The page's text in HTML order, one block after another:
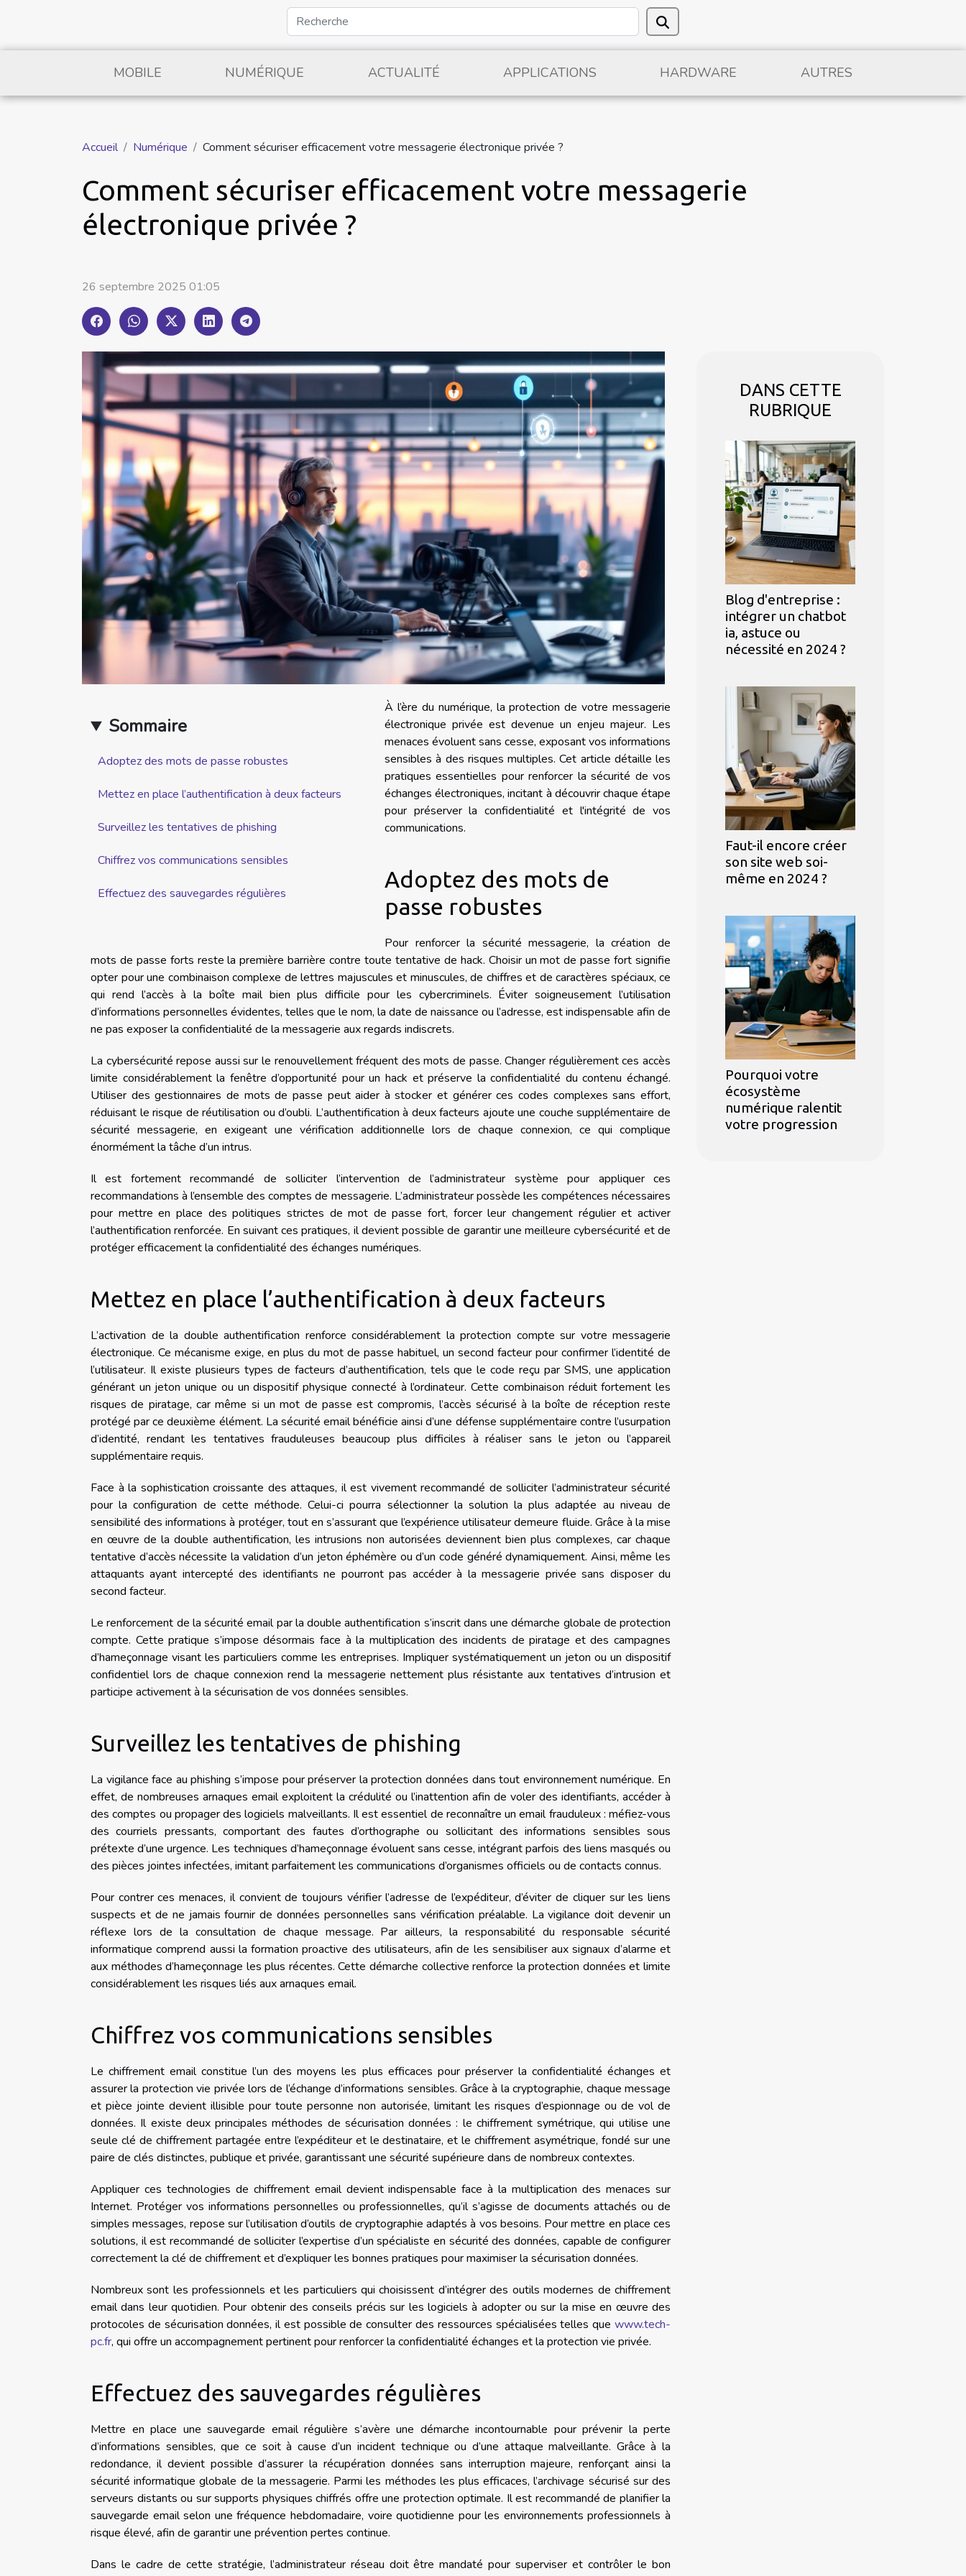
MOBILE NUMÉRIQUE ACTUALITÉ APPLICATIONS HARDWARE AUTRES
Accueil Numérique Comment sécuriser efficacement votre messagerie électronique privée ?
Comment sécuriser efficacement votre messagerie
électronique privée ?
26 septembre 2025 01:05
Sommaire
Adoptez des mots de passe robustes
Mettez en place l’authentification à deux facteurs
Surveillez les tentatives de phishing
Chiffrez vos communications sensibles
Effectuez des sauvegardes régulières
À l’ère du numérique, la protection de votre messagerie
électronique privée est devenue un enjeu majeur. Les
menaces évoluent sans cesse, exposant vos informations
sensibles à des risques multiples. Cet article détaille les
pratiques essentielles pour renforcer la sécurité de vos
échanges électroniques, incitant à découvrir chaque étape
pour préserver la confidentialité et l'intégrité de vos
communications.
Adoptez des mots de
passe robustes
Pour renforcer la sécurité messagerie, la création de
mots de passe forts reste la première barrière contre toute tentative de hack. Choisir un mot de passe fort signifie
opter pour une combinaison complexe de lettres majuscules et minuscules, de chiffres et de caractères spéciaux, ce
qui rend l’accès à la boîte mail bien plus difficile pour les cybercriminels. Éviter soigneusement l’utilisation
d’informations personnelles évidentes, telles que le nom, la date de naissance ou l’adresse, est indispensable afin de
ne pas exposer la confidentialité de la messagerie aux regards indiscrets.
La cybersécurité repose aussi sur le renouvellement fréquent des mots de passe. Changer régulièrement ces accès
limite considérablement la fenêtre d’opportunité pour un hack et préserve la confidentialité du contenu échangé.
Utiliser des gestionnaires de mots de passe peut aider à stocker et générer ces codes complexes sans effort,
réduisant le risque de réutilisation ou d’oubli. L’authentification à deux facteurs ajoute une couche supplémentaire de
sécurité messagerie, en exigeant une vérification additionnelle lors de chaque connexion, ce qui complique
énormément la tâche d’un intrus.
Il est fortement recommandé de solliciter l’intervention de l’administrateur système pour appliquer ces
recommandations à l’ensemble des comptes de messagerie. L’administrateur possède les compétences nécessaires
pour mettre en place des politiques strictes de mot de passe fort, forcer leur changement régulier et activer
l’authentification renforcée. En suivant ces pratiques, il devient possible de garantir une meilleure cybersécurité et de
protéger efficacement la confidentialité des échanges numériques.
Mettez en place l’authentification à deux facteurs
L’activation de la double authentification renforce considérablement la protection compte sur votre messagerie
électronique. Ce mécanisme exige, en plus du mot de passe habituel, un second facteur pour confirmer l’identité de
l’utilisateur. Il existe plusieurs types de facteurs d’authentification, tels que le code reçu par SMS, une application
générant un jeton unique ou un dispositif physique connecté à l’ordinateur. Cette combinaison réduit fortement les
risques de piratage, car même si un mot de passe est compromis, l’accès sécurisé à la boîte de réception reste
protégé par ce deuxième élément. La sécurité email bénéficie ainsi d’une défense supplémentaire contre l’usurpation
d’identité, rendant les tentatives frauduleuses beaucoup plus difficiles à réaliser sans le jeton ou l’appareil
supplémentaire requis.
Face à la sophistication croissante des attaques, il est vivement recommandé de solliciter l’administrateur sécurité
pour la configuration de cette méthode. Celui-ci pourra sélectionner la solution la plus adaptée au niveau de
sensibilité des informations à protéger, tout en s’assurant que l’expérience utilisateur demeure fluide. Grâce à la mise
en œuvre de la double authentification, les intrusions non autorisées deviennent bien plus complexes, car chaque
tentative d’accès nécessite la validation d’un jeton éphémère ou d’un code généré dynamiquement. Ainsi, même les
attaquants ayant intercepté des identifiants ne pourront pas accéder à la messagerie privée sans disposer du
second facteur.
Le renforcement de la sécurité email par la double authentification s’inscrit dans une démarche globale de protection
compte. Cette pratique s’impose désormais face à la multiplication des incidents de piratage et des campagnes
d’hameçonnage visant les particuliers comme les entreprises. Impliquer systématiquement un jeton ou un dispositif
confidentiel lors de chaque connexion rend la messagerie nettement plus résistante aux tentatives d’intrusion et
participe activement à la sécurisation de vos données sensibles.
Surveillez les tentatives de phishing
La vigilance face au phishing s’impose pour préserver la protection données dans tout environnement numérique. En
effet, de nombreuses arnaques email exploitent la crédulité ou l’inattention afin de voler des identifiants, accéder à
des comptes ou propager des logiciels malveillants. Il est essentiel de reconnaître un email frauduleux : méfiez-vous
des courriels pressants, comportant des fautes d’orthographe ou sollicitant des informations sensibles sous
prétexte d’une urgence. Les techniques d’hameçonnage évoluent sans cesse, intégrant parfois des liens masqués ou
des pièces jointes infectées, imitant parfaitement les communications d’organismes officiels ou de contacts connus.
Pour contrer ces menaces, il convient de toujours vérifier l’adresse de l’expéditeur, d’éviter de cliquer sur les liens
suspects et de ne jamais fournir de données personnelles sans vérification préalable. La vigilance doit devenir un
réflexe lors de la consultation de chaque message. Par ailleurs, la responsabilité du responsable sécurité
informatique comprend aussi la formation proactive des utilisateurs, afin de les sensibiliser aux signaux d’alarme et
aux méthodes d’hameçonnage les plus récentes. Cette démarche collective renforce la protection données et limite
considérablement les risques liés aux arnaques email.
Chiffrez vos communications sensibles
Le chiffrement email constitue l’un des moyens les plus efficaces pour préserver la confidentialité échanges et
assurer la protection vie privée lors de l’échange d’informations sensibles. Grâce à la cryptographie, chaque message
et pièce jointe devient illisible pour toute personne non autorisée, limitant les risques d’espionnage ou de vol de
données. Il existe deux principales méthodes de sécurisation données : le chiffrement symétrique, qui utilise une
seule clé de chiffrement partagée entre l’expéditeur et le destinataire, et le chiffrement asymétrique, fondé sur une
paire de clés distinctes, publique et privée, garantissant une sécurité supérieure dans de nombreux contextes.
Appliquer ces technologies de chiffrement email devient indispensable face à la multiplication des menaces sur
Internet. Protéger vos informations personnelles ou professionnelles, qu’il s’agisse de documents attachés ou de
simples messages, repose sur l’utilisation d’outils de cryptographie adaptés à vos besoins. Pour mettre en place ces
solutions, il est recommandé de solliciter l’expertise d’un spécialiste en sécurité des données, capable de configurer
correctement la clé de chiffrement et d’expliquer les bonnes pratiques pour maximiser la sécurisation données.
Nombreux sont les professionnels et les particuliers qui choisissent d’intégrer des outils modernes de chiffrement
email dans leur quotidien. Pour obtenir des conseils précis sur les logiciels à adopter ou sur la mise en œuvre des
protocoles de sécurisation données, il est possible de consulter des ressources spécialisées telles que www.tech-
pc.fr, qui offre un accompagnement pertinent pour renforcer la confidentialité échanges et la protection vie privée.
Effectuez des sauvegardes régulières
Mettre en place une sauvegarde email régulière s’avère une démarche incontournable pour prévenir la perte
d’informations sensibles, que ce soit à cause d’un incident technique ou d’une attaque malveillante. Grâce à la
redondance, il devient possible d’assurer la récupération données sans interruption majeure, renforçant ainsi la
sécurité informatique globale de la messagerie. Parmi les méthodes les plus efficaces, l’archivage sécurisé sur des
serveurs distants ou sur supports physiques chiffrés offre une protection optimale. Il est recommandé de planifier la
sauvegarde email selon une fréquence hebdomadaire, voire quotidienne pour les environnements professionnels à
risque élevé, afin de garantir une prévention pertes continue.
Dans le cadre de cette stratégie, l’administrateur réseau doit être mandaté pour superviser et contrôler le bon
DANS CETTE
RUBRIQUE
Blog d'entreprise :
intégrer un chatbot
ia, astuce ou
nécessité en 2024 ?
Faut-il encore créer
son site web soi-
même en 2024 ?
Pourquoi votre
écosystème
numérique ralentit
votre progression